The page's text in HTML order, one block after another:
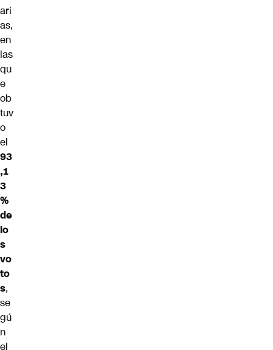
ari
as,
en
las
qu
e
ob
tuv
o
el
93
,1
3
%
de
lo
s
vo
to
s,
se
gú
n
el